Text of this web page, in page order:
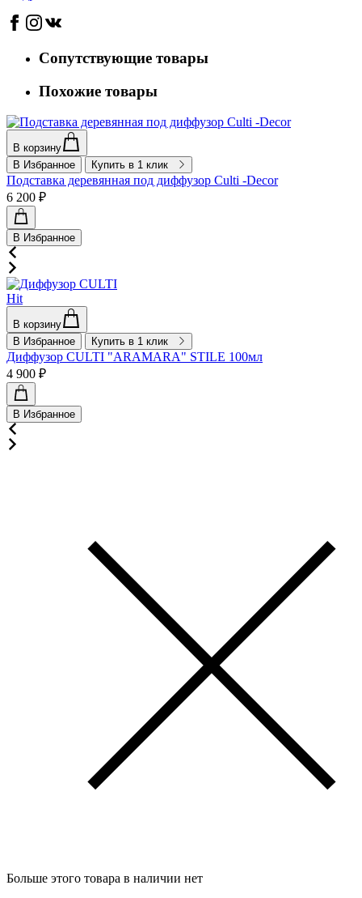
Сопутствующие товары
Похожие товары
В корзину
В Избранное
Купить в 1 клик
Подставка деревянная под диффузор Culti -Decor
6 200 ₽
В Избранное
Hit
В корзину
В Избранное
Купить в 1 клик
Диффузор CULTI "ARAMARA" STILE 100мл
4 900 ₽
В Избранное
Больше этого товара в наличии нет